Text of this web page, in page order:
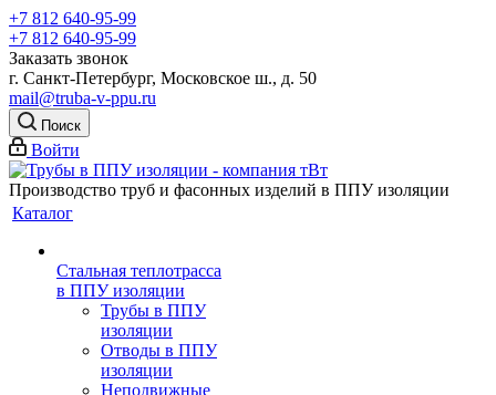
+7 812 640-95-99
+7 812 640-95-99
Заказать звонок
г. Санкт-Петербург, Московское ш., д. 50
mail@truba-v-ppu.ru
Поиск
Войти
Производство труб и фасонных изделий в ППУ изоляции
Каталог
Стальная теплотрасса
в ППУ изоляции
Трубы в ППУ
изоляции
Отводы в ППУ
изоляции
Неподвижные